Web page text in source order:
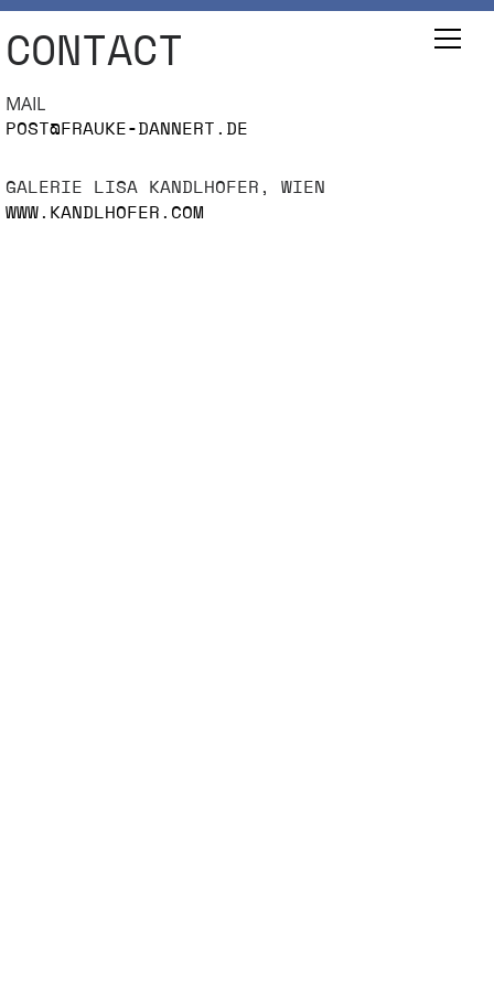
CONTACT
MAIL
POST@FRAUKE-DANNERT.DE
GALERIE LISA KANDLHOFER, WIEN
WWW.KANDLHOFER.COM